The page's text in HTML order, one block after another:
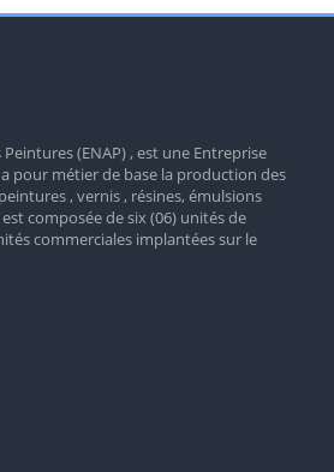
(ENAP) , est une Entreprise
pour métier de base la production des
, vernis , résines, émulsions
composée de six (06) unités de
commerciales implantées sur le